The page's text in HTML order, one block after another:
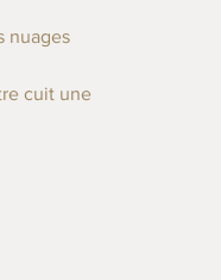
nuages
cuit une